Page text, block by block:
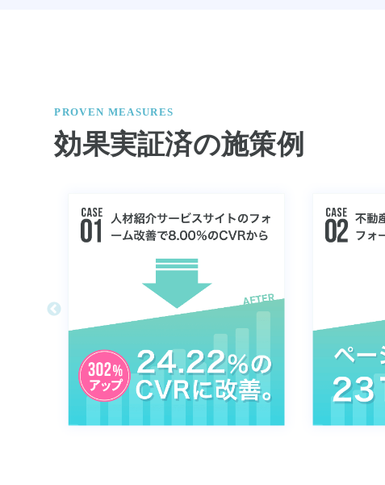
PROVEN MEASURES
効果実証済の施策例